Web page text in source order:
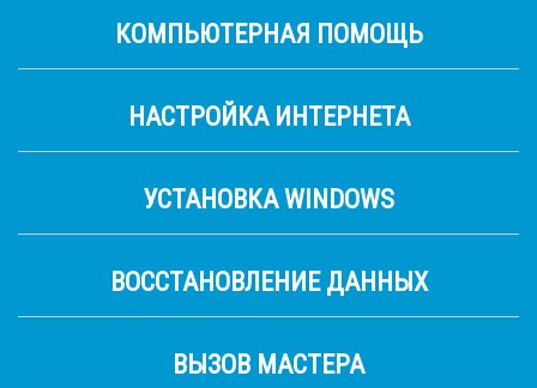
КОМПЬЮТЕРНАЯ ПОМОЩЬ
НАСТРОЙКА ИНТЕРНЕТА
УСТАНОВКА WINDOWS
ВОССТАНОВЛЕНИЕ ДАННЫХ
ВЫЗОВ МАСТЕРА